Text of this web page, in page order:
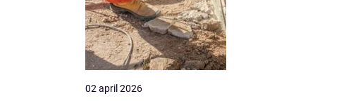
02 april 2026